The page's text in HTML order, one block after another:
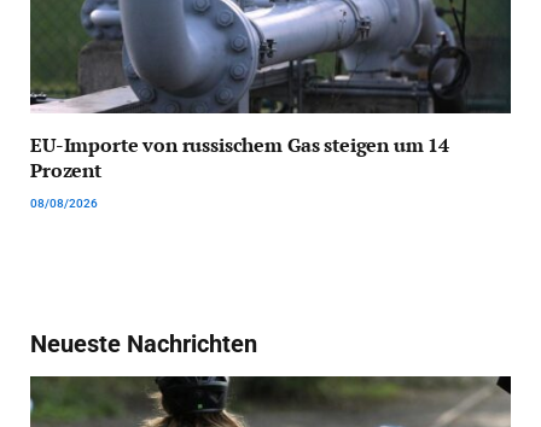
EU-Importe von russischem Gas steigen um 14
Prozent
08/08/2026
Neueste Nachrichten